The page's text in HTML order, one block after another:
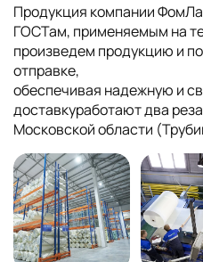
Продукция компании
ГОСТам, применяемым на
произведем продукцию и
отправке,
обеспечивая надежную и
доставкуработают два
Московской области